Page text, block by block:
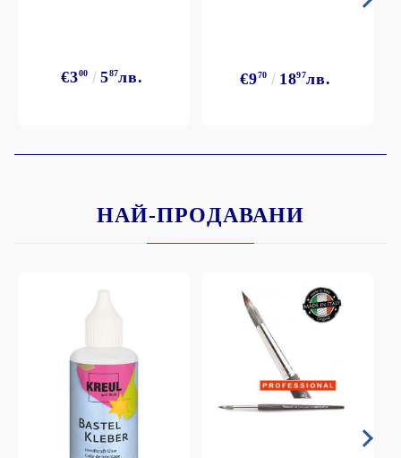
€300 587лв. €970 1897лв.
НАЙ-ПРОДАВАНИ